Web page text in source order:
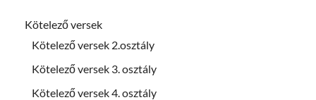
Kötelező versek
Kötelező versek 2.osztály
Kötelező versek 3. osztály
Kötelező versek 4. osztály